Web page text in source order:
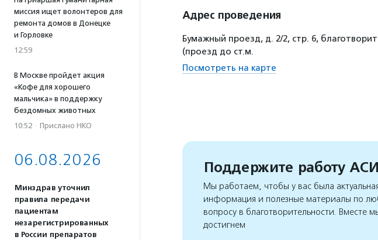
миссия ищет волонтеров для
ремонта домов в Донецке
и Горловке
12:59
В Москве пройдет акция
«Кофе для хорошего
мальчика» в поддержку
бездомных животных
10:52 · Прислано НКО
06.08.2026
Минздрав уточнил
правила передачи
пациентам
незарегистрированных
в России препаратов
Адрес проведения
Бумажный проезд, д. 2/2, стр. 6,
(проезд до ст.м.
Посмотреть на карте
Поддержите работу
Мы работаем, чтобы у вас была
информация и полезные материалы по
вопросу в благотворительности. Вместе
достигнем